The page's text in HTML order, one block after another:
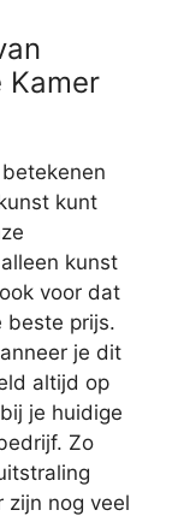
Kamer
kunt
kunst
voor dat
beste prijs.
je dit
altijd op
je huidige
Zo
zijn nog veel